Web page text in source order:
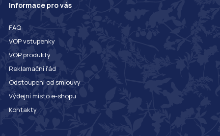
Informace pro vás
FAQ
VOP vstupenky
VOP produkty
Reklamační řád
Odstoupení od smlouvy
Výdejní místo e-shopu
Kontakty